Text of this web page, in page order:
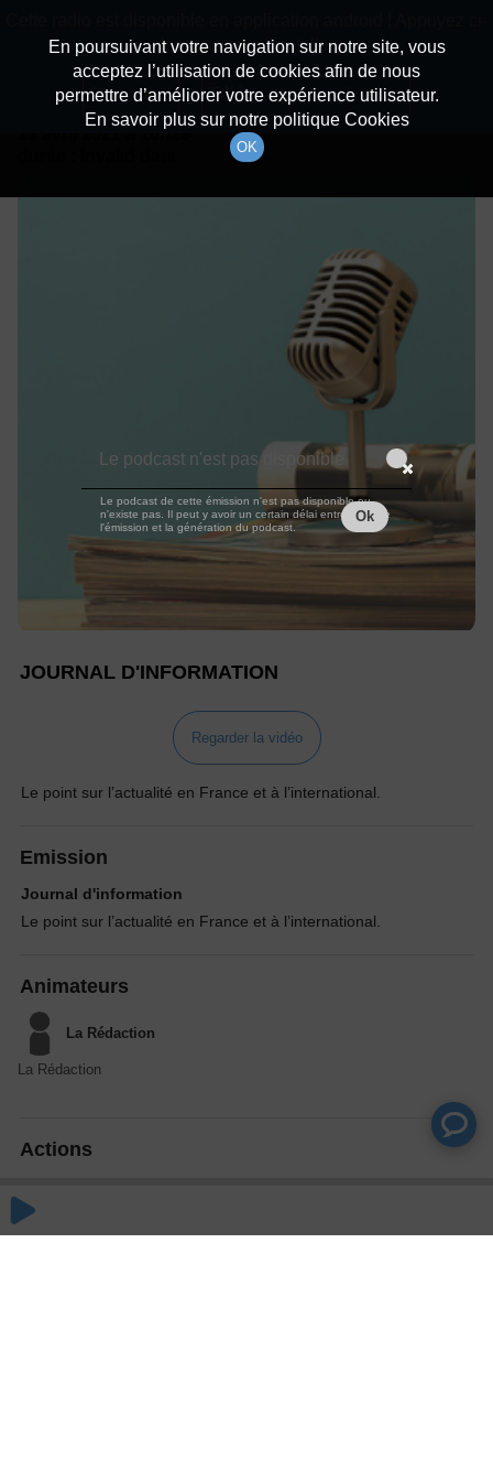
Détails De L'épisode
à 10h29
JOURNAL D'INFORMATION
Regarder la vidéo
Le point sur l’actualité en France et à l’international.
Emission
Journal d'information
Le point sur l’actualité en France et à l’international.
Animateurs
La Rédaction
La Rédaction
Actions
En poursuivant votre navigation sur notre site, vous
acceptez l’utilisation de cookies afin de nous
permettre d’améliorer votre expérience utilisateur.
En savoir plus sur notre politique Cookies
OK
dessous pour l'installer.
Non merci Télécharger l'application
Le podcast n'est pas disponible
Le podcast de cette émission n'est pas disponible ou
n'existe pas. Il peut y avoir un certain délai entre la fin de
l'émission et la génération du podcast.
Ok